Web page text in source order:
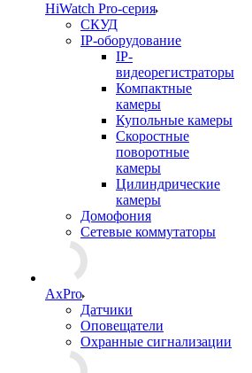
HiWatch Pro-серия
CКУД
IP-оборудование
IP-
видеорегистраторы
Компактные
камеры
Купольные камеры
Скоростные
поворотные
камеры
Цилиндрические
камеры
Домофония
Сетевые коммутаторы
AxPro
Датчики
Оповещатели
Охранные сигнализации